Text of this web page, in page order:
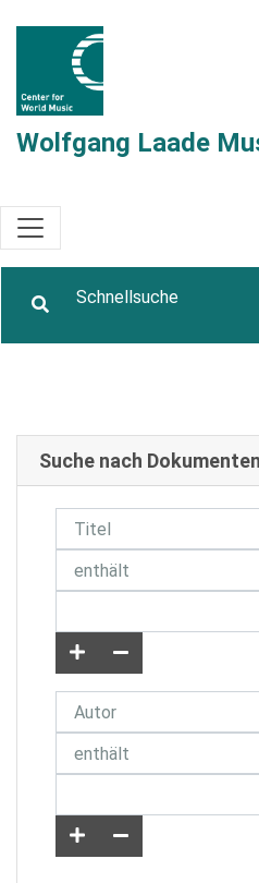
Wolfgang Laade
Suche nach Dokumenten